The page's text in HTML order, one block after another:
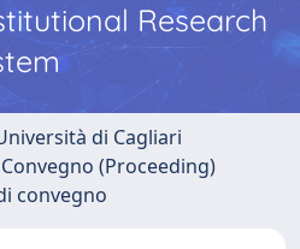
Research
di Cagliari
(Proceeding)
convegno